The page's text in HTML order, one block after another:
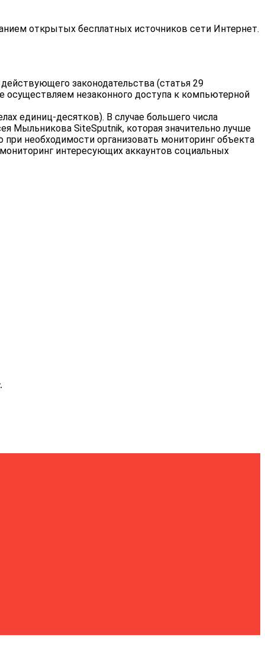
открытых бесплатных источников сети Интернет.
законодательства (статья 29
незаконного доступа к компьютерной
единиц-десятков). В случае большего числа
Мыльникова SiteSputnik, которая значительно лучше
необходимости организовать мониторинг объекта
интересующих аккаунтов социальных